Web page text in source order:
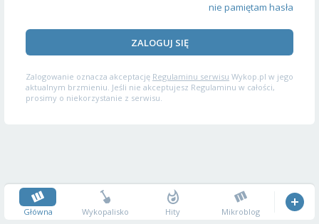
nie pamiętam hasła
ZALOGUJ SIĘ
Zalogowanie oznacza akceptację Regulaminu serwisu Wykop.pl w jego
aktualnym brzmieniu. Jeśli nie akceptujesz Regulaminu w całości,
prosimy o niekorzystanie z serwisu.
Główna Wykopalisko Hity Mikroblog